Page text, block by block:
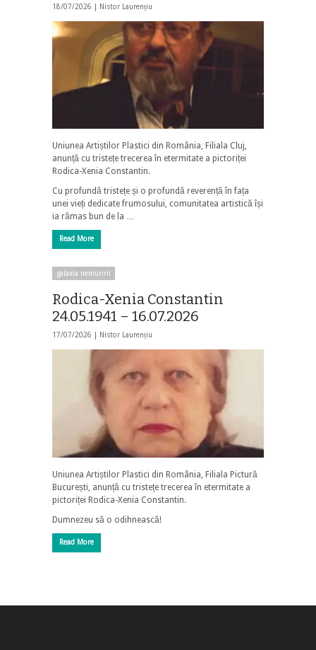
18/07/2026 | Nistor Laurențiu
Uniunea Artiștilor Plastici din România, Filiala Cluj,
anunță cu tristețe trecerea în etermitate a pictoriței
Rodica-Xenia Constantin.
Cu profundă tristețe și o profundă reverență în fața
unei vieți dedicate frumosului, comunitatea artistică își
ia rămas bun de la …
Read More
galaxia nemuririi
Rodica-Xenia Constantin
24.05.1941 – 16.07.2026
17/07/2026 | Nistor Laurențiu
Uniunea Artiștilor Plastici din România, Filiala Pictură
București, anunță cu tristețe trecerea în etermitate a
pictoriței Rodica-Xenia Constantin.
Dumnezeu să o odihnească!
Read More